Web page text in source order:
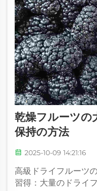
乾燥フルーツの
保持の方法
2025-10-09 14:21:16
高級ドライフルーツ
習得：大量のドライ